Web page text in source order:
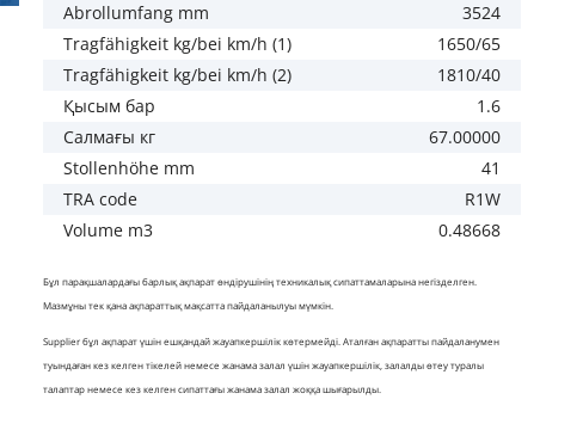
Abrollumfang mm
3524
Tragfähigkeit kg/bei km/h (1)
1650/65
Tragfähigkeit kg/bei km/h (2)
1810/40
Қысым бар
1.6
Салмағы кг
67.00000
Stollenhöhe mm
41
TRA code
R1W
Volume m3
0.48668
Бұл парақшалардағы барлық ақпарат өндірушінің техникалық сипаттамаларына негізделген.
Мазмұны тек қана ақпараттық мақсатта пайдаланылуы мүмкін.
Supplier бұл ақпарат үшін ешқандай жауапкершілік көтермейді. Аталған ақпаратты пайдаланумен
туындаған кез келген тікелей немесе жанама залал үшін жауапкершілік, залалды өтеу туралы
талаптар немесе кез келген сипаттағы жанама залал жоққа шығарылды.